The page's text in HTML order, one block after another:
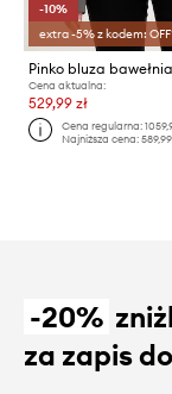
-10%
extra -5% z kodem:
Pinko bluza
Cena aktualna:
529,99 zł
Cena regularna:
Najniższa cena:589,99
-20%
za zapis